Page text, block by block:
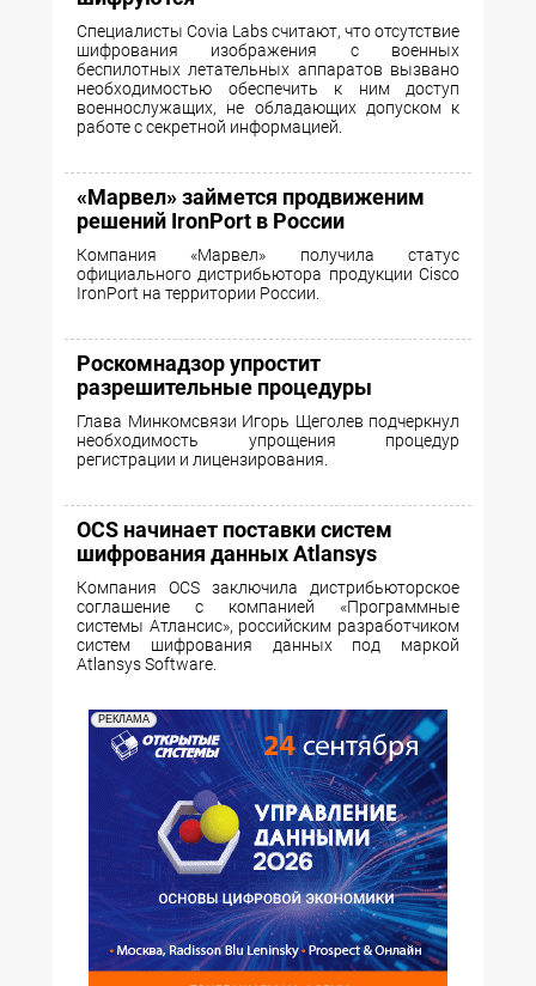
Специалисты Covia Labs считают, что отсутствие
шифрования изображения с военных
беспилотных летательных аппаратов вызвано
необходимостью обеспечить к ним доступ
военнослужащих, не обладающих допуском к
работе с секретной информацией.
«Марвел» займется продвиженим
решений IronPort в России
Компания «Марвел» получила статус
официального дистрибьютора продукции Cisco
IronPort на территории России.
Роскомнадзор упростит
разрешительные процедуры
Глава Минкомсвязи Игорь Щеголев подчеркнул
необходимость упрощения процедур
регистрации и лицензирования.
OCS начинает поставки систем
шифрования данных Atlansys
Компания OCS заключила дистрибьюторское
соглашение с компанией «Программные
системы Атлансис», российским разработчиком
систем шифрования данных под маркой
Atlansys Software.
РЕКЛАМА